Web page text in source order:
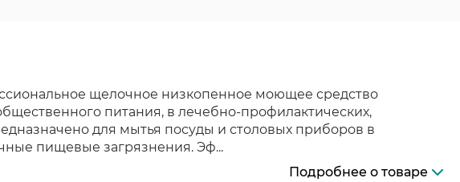
щелочное низкопенное моющее средство
питания, в лечебно-профилактических,
для мытья посуды и столовых приборов в
пищевые загрязнения. Эф...
Подробнее о товаре